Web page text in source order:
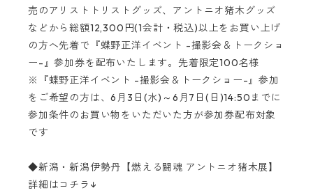
売のアリストトリストグッズ、アントニオ猪木グッズ
などから総額12,300円(1会計・税込)以上をお買い上げ
の方へ先着で『蝶野正洋イベント -撮影会＆トークショ
ー-』参加券を配布いたします。先着限定100名様
※『蝶野正洋イベント -撮影会＆トークショー-』参加
をご希望の方は、6月3日(水)～6月7日(日)14:50までに
参加条件のお買い物をいただいた方が参加券配布対象
です
◆新潟・新潟伊勢丹【燃える闘魂 アントニオ猪木展】
詳細はコチラ↓